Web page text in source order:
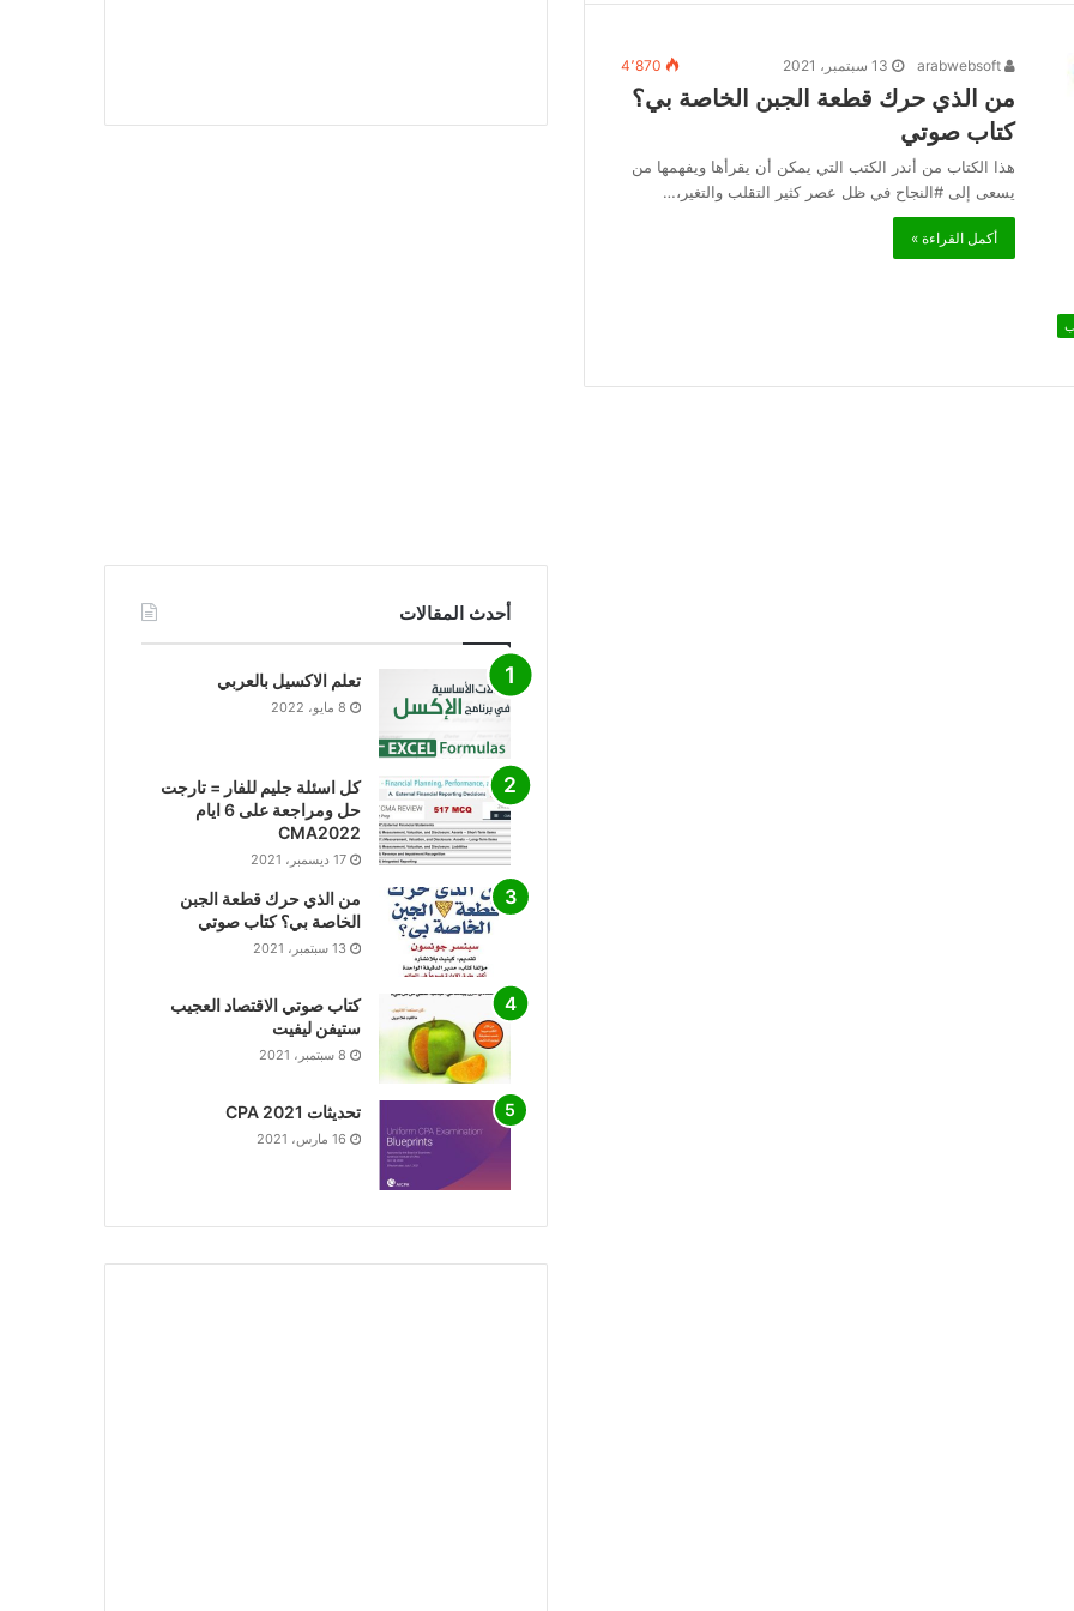
13 سبتمبر، 2021 4٬870
من الذي حرك قطعة الجبن الخاصة بي؟
كتاب صوتي
هذا الكتاب من أندر الكتب التي يمكن أن يقرأها ويفهمها من
يسعى إلى #النجاح في ظل عصر كثير التقلب والتغير،…
أكمل القراءة »
أحدث المقالات
تعلم الاكسيل بالعربي
8 مايو، 2022
كل اسئلة جليم للفار = تارجت
حل ومراجعة على 6 ايام
CMA2022
17 ديسمبر، 2021
من الذي حرك قطعة الجبن
الخاصة بي؟ كتاب صوتي
13 سبتمبر، 2021
كتاب صوتي الاقتصاد العجيب
ستيفن ليفيت
8 سبتمبر، 2021
تحديثات CPA 2021
16 مارس، 2021